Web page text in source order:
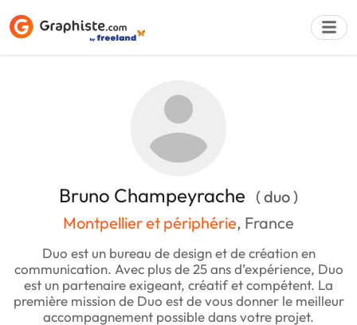
Bruno Champeyrache ( duo )
Montpellier et périphérie, France
Duo est un bureau de design et de création en
communication. Avec plus de 25 ans d’expérience, Duo
est un partenaire exigeant, créatif et compétent. La
première mission de Duo est de vous donner le meilleur
accompagnement possible dans votre projet.